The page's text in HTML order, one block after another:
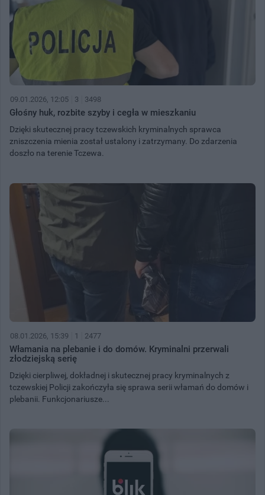
09.01.2026, 12:05 3 3498
Głośny huk, rozbite szyby i cegła w mieszkaniu
Dzięki skutecznej pracy tczewskich kryminalnych sprawca
zniszczenia mienia został ustalony i zatrzymany. Do zdarzenia
doszło na terenie Tczewa.
08.01.2026, 15:39 1 2477
Włamania na plebanie i do domów. Kryminalni przerwali
złodziejską serię
Dzięki cierpliwej, dokładnej i skutecznej pracy kryminalnych z
tczewskiej Policji zakończyła się sprawa serii włamań do domów i
plebanii. Funkcjonariusze...